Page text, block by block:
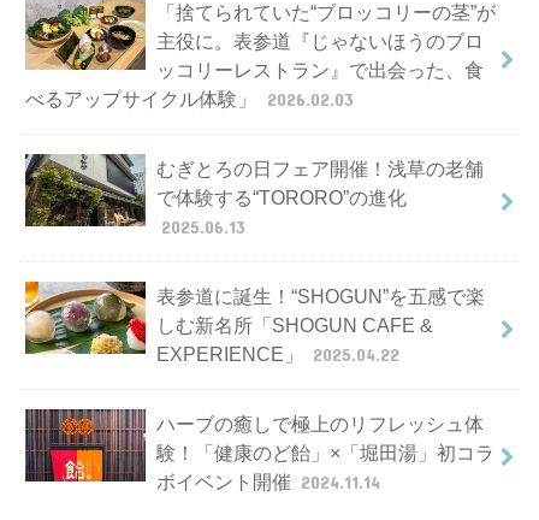
「捨てられていた“ブロッコリーの茎”が
主役に。表参道『じゃないほうのブロ
ッコリーレストラン』で出会った、食
べるアップサイクル体験」
2026.02.03
むぎとろの日フェア開催！浅草の老舗
で体験する“TORORO”の進化
2025.06.13
表参道に誕生！“SHOGUN”を五感で楽
しむ新名所「SHOGUN CAFE &
EXPERIENCE」
2025.04.22
ハーブの癒しで極上のリフレッシュ体
験！「健康のど飴」×「堀田湯」初コラ
ボイベント開催 2024.11.14